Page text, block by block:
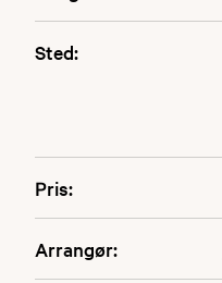
Sted:
Pris:
Arrangør: